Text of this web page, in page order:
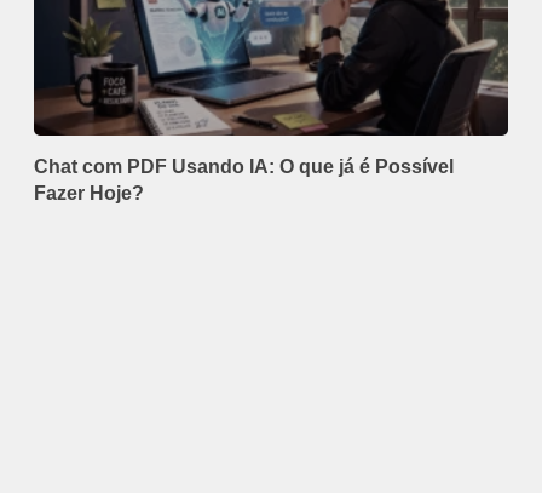
Chat com PDF Usando IA: O que já é Possível
Fazer Hoje?